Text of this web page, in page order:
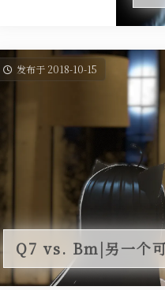
发布于 2018-10-15
Q7 vs. Bm|另一个